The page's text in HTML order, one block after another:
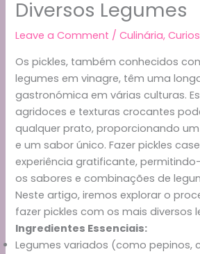
Diversos Legumes
Leave a Comment /Culinária,
Os pickles, também conhecidos
legumes em vinagre, têm uma
gastronómica em várias culturas.
agridoces e texturas crocantes
qualquer prato, proporcionando
e um sabor único. Fazer pickles
experiência gratificante,
os sabores e combinações de
Neste artigo, iremos explorar o
fazer pickles com os mais diversos
Ingredientes Essenciais:
Legumes variados (como pepinos,